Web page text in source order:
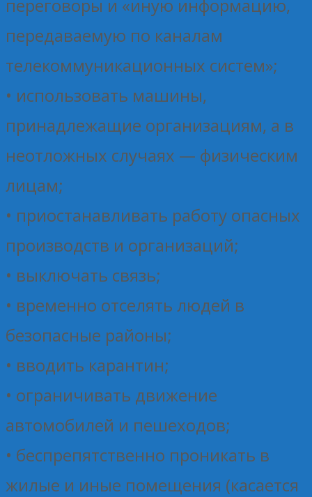
переговоры и «иную информацию,
передаваемую по каналам
телекоммуникационных систем»;
• использовать машины,
принадлежащие организациям, а в
неотложных случаях — физическим
лицам;
• приостанавливать работу опасных
производств и организаций;
• выключать связь;
• временно отселять людей в
безопасные районы;
• вводить карантин;
• ограничивать движение
автомобилей и пешеходов;
• беспрепятственно проникать в
жилые и иные помещения (касается